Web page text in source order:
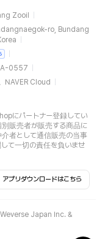
Zooil
ro, Bundang
0557
NAVER Cloud
にパートナー登録してい
販売者が販売する商品に
者として通信販売の当事
て一切の責任を負いませ
アプリダウンロードはこちら
Japan Inc. &